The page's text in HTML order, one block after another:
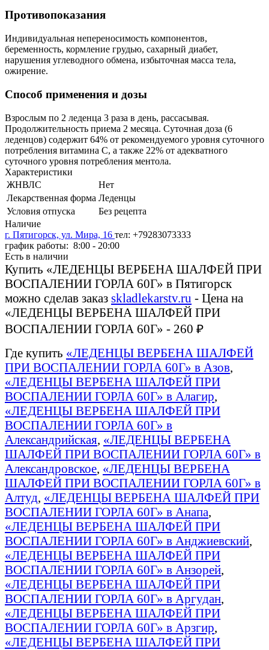
Противопоказания
Индивидуальная непереносимость компонентов,
беременность, кормление грудью, сахарный диабет,
нарушения углеводного обмена, избыточная масса тела,
ожирение.
Способ применения и дозы
Взрослым по 2 леденца 3 раза в день, рассасывая.
Продолжительность приема 2 месяца. Суточная доза (6
леденцов) содержит 64% от рекомендуемого уровня суточного
потребления витамина C, а также 22% от адекватного
суточного уровня потребления ментола.
Характеристики
ЖНВЛС
Нет
Лекарственная форма Леденцы
Условия отпуска
Без рецепта
Наличие
г. Пятигорск, ул. Мира, 16 тел: +79283073333
график работы: 8:00 - 20:00
Есть в наличии
Купить «ЛЕДЕНЦЫ ВЕРБЕНА ШАЛФЕЙ ПРИ
ВОСПАЛЕНИИ ГОРЛА 60Г» в Пятигорск
можно сделав заказ skladlekarstv.ru - Цена на
«ЛЕДЕНЦЫ ВЕРБЕНА ШАЛФЕЙ ПРИ
ВОСПАЛЕНИИ ГОРЛА 60Г» - 260 ₽
Где купить «ЛЕДЕНЦЫ ВЕРБЕНА ШАЛФЕЙ
ПРИ ВОСПАЛЕНИИ ГОРЛА 60Г» в Азов,
«ЛЕДЕНЦЫ ВЕРБЕНА ШАЛФЕЙ ПРИ
ВОСПАЛЕНИИ ГОРЛА 60Г» в Алагир,
«ЛЕДЕНЦЫ ВЕРБЕНА ШАЛФЕЙ ПРИ
ВОСПАЛЕНИИ ГОРЛА 60Г» в
Александрийская, «ЛЕДЕНЦЫ ВЕРБЕНА
ШАЛФЕЙ ПРИ ВОСПАЛЕНИИ ГОРЛА 60Г» в
Александровское, «ЛЕДЕНЦЫ ВЕРБЕНА
ШАЛФЕЙ ПРИ ВОСПАЛЕНИИ ГОРЛА 60Г» в
Алтуд, «ЛЕДЕНЦЫ ВЕРБЕНА ШАЛФЕЙ ПРИ
ВОСПАЛЕНИИ ГОРЛА 60Г» в Анапа,
«ЛЕДЕНЦЫ ВЕРБЕНА ШАЛФЕЙ ПРИ
ВОСПАЛЕНИИ ГОРЛА 60Г» в Анджиевский,
«ЛЕДЕНЦЫ ВЕРБЕНА ШАЛФЕЙ ПРИ
ВОСПАЛЕНИИ ГОРЛА 60Г» в Анзорей,
«ЛЕДЕНЦЫ ВЕРБЕНА ШАЛФЕЙ ПРИ
ВОСПАЛЕНИИ ГОРЛА 60Г» в Аргудан,
«ЛЕДЕНЦЫ ВЕРБЕНА ШАЛФЕЙ ПРИ
ВОСПАЛЕНИИ ГОРЛА 60Г» в Арзгир,
«ЛЕДЕНЦЫ ВЕРБЕНА ШАЛФЕЙ ПРИ